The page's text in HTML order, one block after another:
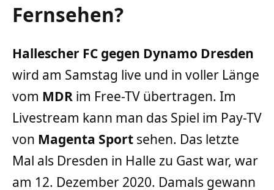
Fernsehen?
Hallescher FC gegen Dynamo Dresden
wird am Samstag live und in voller Länge
vom MDR im Free-TV übertragen. Im
Livestream kann man das Spiel im Pay-TV
von Magenta Sport sehen. Das letzte
Mal als Dresden in Halle zu Gast war, war
am 12. Dezember 2020. Damals gewann